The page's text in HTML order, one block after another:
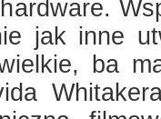
jak inne
ba